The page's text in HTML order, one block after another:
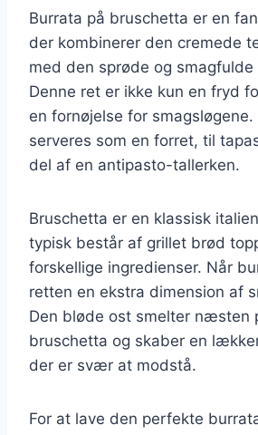
Burrata på bruschetta er en
der kombinerer den cremede
med den sprøde og
Denne ret er ikke kun en fryd
en fornøjelse for smagsløgene.
serveres som en forret, til
del af en antipasto-tallerken.
Bruschetta er en klassisk
typisk består af grillet brød
forskellige ingredienser. Når
retten en ekstra dimension af
Den bløde ost smelter næsten
bruschetta og skaber en
der er svær at modstå.
For at lave den perfekte